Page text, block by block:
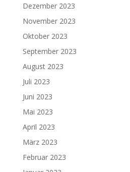
Dezember 2023
November 2023
Oktober 2023
September 2023
August 2023
Juli 2023
Juni 2023
Mai 2023
April 2023
März 2023
Februar 2023